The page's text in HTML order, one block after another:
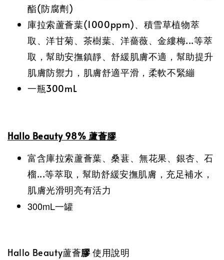
酯(防腐劑)
庫拉索蘆薈葉(1000ppm)、積雪草植物萃
取、洋甘菊、茶樹葉、洋薔薇、金 縷梅...等萃
取，幫助安撫鎮靜、舒緩肌膚不適，幫助提升
肌膚防禦力，肌膚舒適平滑，柔軟不緊繃
一瓶300mL
Hallo Beauty 98% 蘆薈膠
富含庫拉索蘆薈葉、桑葚、無花果、銀杏、石
榴...等萃取，幫助舒緩安撫肌膚，充足補水，
肌膚光滑明亮有活力
300mL一罐
Hallo Beauty蘆薈膠使用說明